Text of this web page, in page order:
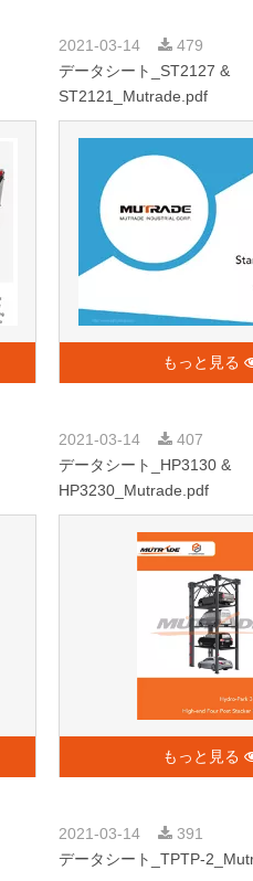
2021-03-14
479
データシート_ST2127 &
ST2121_Mutrade.pdf
もっと見る
2021-03-14
407
データシート_HP3130 &
HP3230_Mutrade.pdf
もっと見る
2021-03-14
391
データシート_TPTP-